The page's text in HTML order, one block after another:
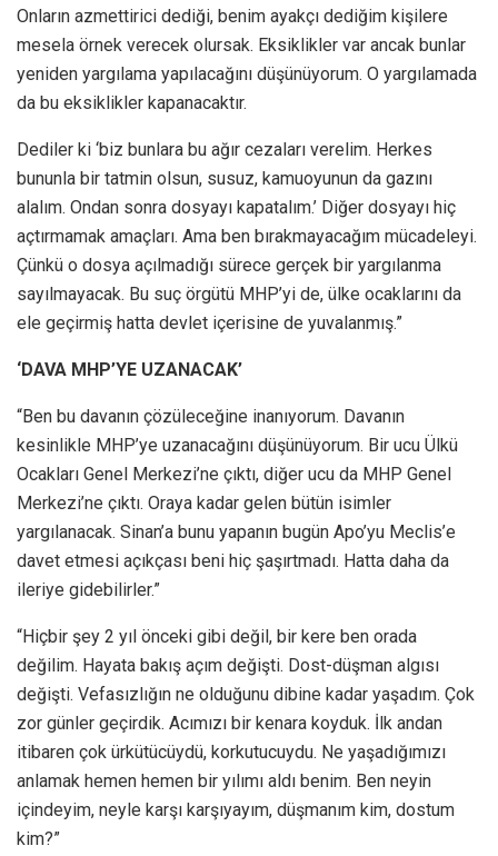
Onların azmettirici dediği, benim ayakçı dediğim kişilere
mesela örnek verecek olursak. Eksiklikler var ancak bunlar
yeniden yargılama yapılacağını düşünüyorum. O yargılamada
da bu eksiklikler kapanacaktır.
Dediler ki ‘biz bunlara bu ağır cezaları verelim. Herkes
bununla bir tatmin olsun, susuz, kamuoyunun da gazını
alalım. Ondan sonra dosyayı kapatalım.’ Diğer dosyayı hiç
açtırmamak amaçları. Ama ben bırakmayacağım mücadeleyi.
Çünkü o dosya açılmadığı sürece gerçek bir yargılanma
sayılmayacak. Bu suç örgütü MHP’yi de, ülke ocaklarını da
ele geçirmiş hatta devlet içerisine de yuvalanmış.”
‘DAVA MHP’YE UZANACAK’
“Ben bu davanın çözüleceğine inanıyorum. Davanın
kesinlikle MHP’ye uzanacağını düşünüyorum. Bir ucu Ülkü
Ocakları Genel Merkezi’ne çıktı, diğer ucu da MHP Genel
Merkezi’ne çıktı. Oraya kadar gelen bütün isimler
yargılanacak. Sinan’a bunu yapanın bugün Apo’yu Meclis’e
davet etmesi açıkçası beni hiç şaşırtmadı. Hatta daha da
ileriye gidebilirler.”
“Hiçbir şey 2 yıl önceki gibi değil, bir kere ben orada
değilim. Hayata bakış açım değişti. Dost-düşman algısı
değişti. Vefasızlığın ne olduğunu dibine kadar yaşadım. Çok
zor günler geçirdik. Acımızı bir kenara koyduk. İlk andan
itibaren çok ürkütücüydü, korkutucuydu. Ne yaşadığımızı
anlamak hemen hemen bir yılımı aldı benim. Ben neyin
içindeyim, neyle karşı karşıyayım, düşmanım kim, dostum
kim?”